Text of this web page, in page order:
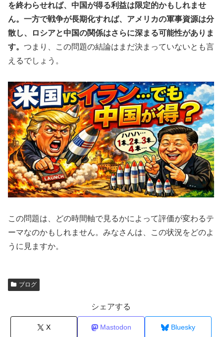
を終わらせれば、中国が得る利益は限定的かもしれませ
ん。一方で戦争が長期化すれば、アメリカの軍事資源は分
散し、ロシアと中国の関係はさらに深まる可能性がありま
す。 つまり、この問題の結論はまだ決まっていないとも言
えるでしょう。
この問題は、どの時間軸で見るかによって評価が変わるテ
ーマなのかもしれません。みなさんは、この状況をどのよ
うに見ますか。
ブログ
シェアする
X Mastodon Bluesky